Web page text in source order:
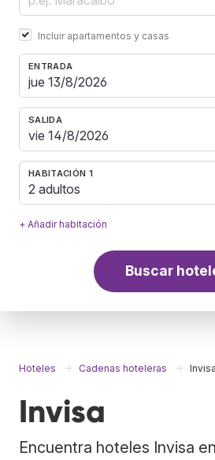
Incluir apartamentos y casas
ENTRADA
SALIDA
HABITACIÓN 1
2 adultos
+ Añadir habitación
Buscar
Hoteles Cadenas hoteleras Invisa
Invisa
Encuentra hoteles Invisa